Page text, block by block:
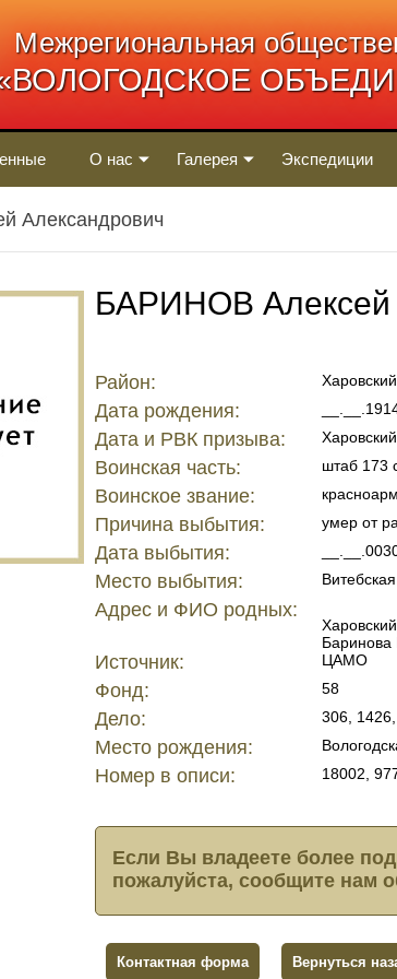
Межрегиональная
О нас Галерея Экспедиции
Александрович
БАРИНОВ Алексей
Район:
Дата рождения:
Дата и РВК призыва:
Воинская часть: штаб
Воинское звание:
Причина выбытия: умер от
Дата выбытия:
Место выбытия:
Адрес и ФИО родных:
Баринова
Источник: ЦАМО
Фонд: 58
Дело: 306,
Место рождения:
Номер в описи: 18002,
Если Вы владеете более
пожалуйста, сообщите нам
Контактная форма Вернуться